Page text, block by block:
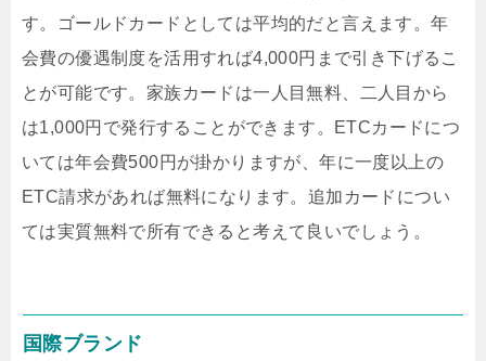
す。ゴールドカードとしては平均的だと言えます。年
会費の優遇制度を活用すれば4,000円まで引き下げるこ
とが可能です。家族カードは一人目無料、二人目から
は1,000円で発行することができます。ETCカードにつ
いては年会費500円が掛かりますが、年に一度以上の
ETC請求があれば無料になります。追加カードについ
ては実質無料で所有できると考えて良いでしょう。
国際ブランド